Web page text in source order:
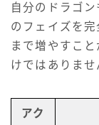
自分のドラゴ
のフェイズを
まで増やすこ
けではありませ
アク